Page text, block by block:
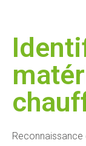
Reconnaissance